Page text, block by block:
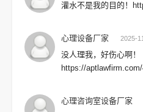
灌水不是我的目的！
心理设备厂家 2025-
没人理我，好伤心啊！
https://aptlawfirm.com/
心理咨询室设备厂家